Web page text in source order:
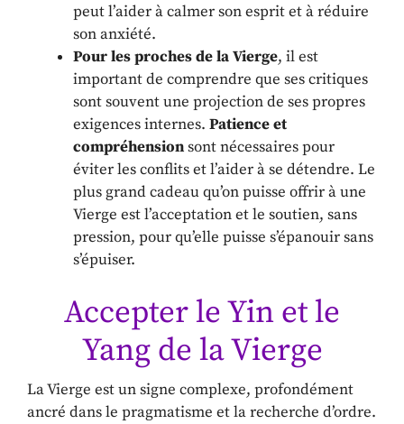
peut l’aider à calmer son esprit et à réduire
son anxiété.
Pour les proches de la Vierge, il est
important de comprendre que ses critiques
sont souvent une projection de ses propres
exigences internes. Patience et
compréhensionsont nécessaires pour
éviter les conflits et l’aider à se détendre. Le
plus grand cadeau qu’on puisse offrir à une
Vierge est l’acceptation et le soutien, sans
pression, pour qu’elle puisse s’épanouir sans
s’épuiser.
Accepter le Yin et le
Yang de la Vierge
La Vierge est un signe complexe, profondément
ancré dans le pragmatisme et la recherche d’ordre.